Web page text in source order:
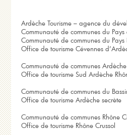
Ardèche Tourisme – agence du
Communauté de communes du
Communauté de communes du
Office de tourisme Cévennes
Communauté de communes
Office de tourisme Sud Ardèche
Communauté de communes du
Office de tourisme Ardèche secrète
Communauté de communes Rhône
Office de tourisme Rhône Crussol